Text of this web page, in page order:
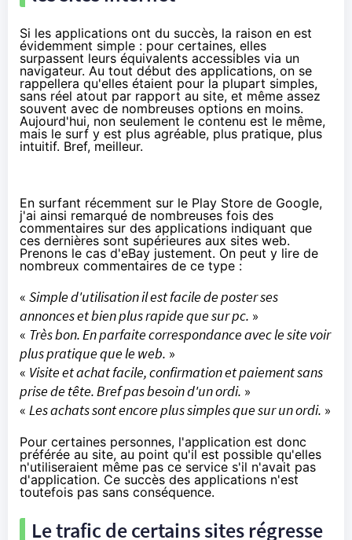
Si les applications ont du succès, la raison en est
évidemment simple : pour certaines, elles
surpassent leurs équivalents accessibles via un
navigateur. Au tout début des applications, on se
rappellera qu'elles étaient pour la plupart simples,
sans réel atout par rapport au site, et même assez
souvent avec de nombreuses options en moins.
Aujourd'hui, non seulement le contenu est le même,
mais le surf y est plus agréable, plus pratique, plus
intuitif. Bref, meilleur.
En surfant récemment sur le Play Store de Google,
j'ai ainsi remarqué de nombreuses fois des
commentaires sur des applications indiquant que
ces dernières sont supérieures aux sites web.
Prenons le cas d'eBay justement. On peut y lire de
nombreux commentaires de ce type :
« Simple d'utilisation il est facile de poster ses
annonces et bien plus rapide que sur pc. »
« Très bon. En parfaite correspondance avec le site voir
plus pratique que le web. »
« Visite et achat facile, confirmation et paiement sans
prise de tête. Bref pas besoin d'un ordi. »
« Les achats sont encore plus simples que sur un ordi. »
Pour certaines personnes, l'application est donc
préférée au site, au point qu'il est possible qu'elles
n'utiliseraient même pas ce service s'il n'avait pas
d'application. Ce succès des applications n'est
toutefois pas sans conséquence.
Le trafic de certains sites régresse